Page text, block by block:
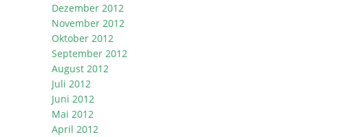
Dezember 2012
November 2012
Oktober 2012
September 2012
August 2012
Juli 2012
Juni 2012
Mai 2012
April 2012